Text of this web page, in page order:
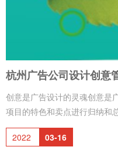
杭州广告公司设计创意
创意是广告设计的灵魂创意是
项目的特色和卖点进行归纳和
征，并为下一阶段的设计表现
成员通过对前期资料进行梳理
2022 03-16